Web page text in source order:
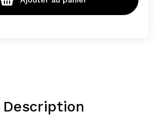
Description